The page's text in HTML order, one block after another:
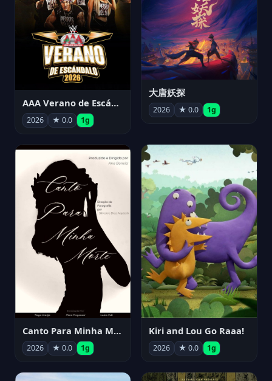
AAA Verano de Escándalo 2026 - Week 3
2026 ★ 0.0 1g
大唐妖探
2026 ★ 0.0 1g
Canto Para Minha Morte
2026 ★ 0.0 1g
Kiri and Lou Go Raaa!
2026 ★ 0.0 1g